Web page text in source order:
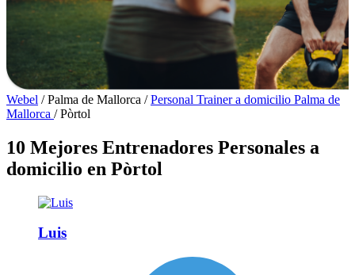
Webel / Palma de Mallorca / Personal Trainer a domicilio Palma de
Mallorca / Pòrtol
10 Mejores Entrenadores Personales a
domicilio en Pòrtol
Luis